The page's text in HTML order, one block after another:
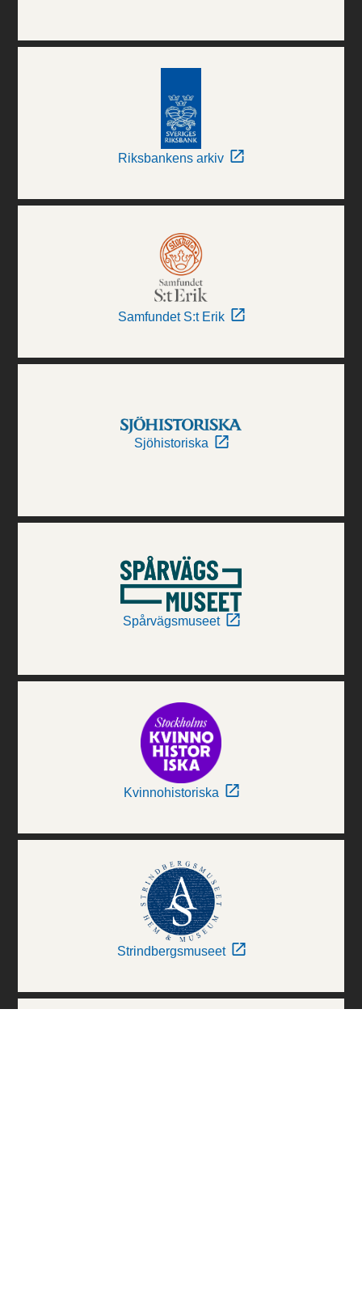
Riksbankens arkiv
Samfundet S:t Erik
Sjöhistoriska
Spårvägsmuseet
Kvinnohistoriska
Strindbergsmuseet